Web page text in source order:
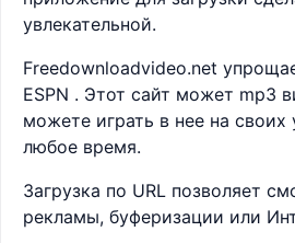
увлекательной.
Freedownloadvideo.net
ESPN . Этот сайт может mp3
можете играть в нее на своих
любое время.
Загрузка по URL позволяет
рекламы, буферизации или